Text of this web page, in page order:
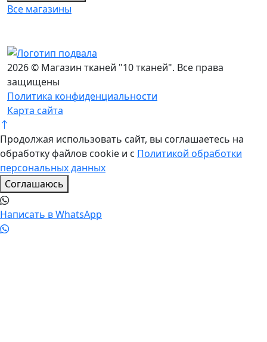
Все магазины
2026 © Магазин тканей "10 тканей". Все права
защищены
Политика конфиденциальности
Карта сайта
Продолжая использовать сайт, вы соглашаетесь на
обработку файлов cookie и с Политикой обработки
персональных данных
Соглашаюсь
Написать в WhatsApp